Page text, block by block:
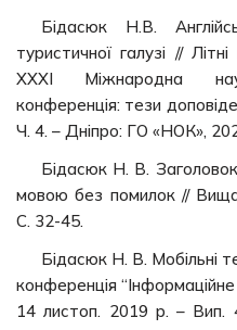
Бідасюк Н.В.
туристичної галузі //
ХХХІ Міжнародна
конференція: тези
Ч. 4. – Дніпро: ГО «НОК»,
Бідасюк Н. В. Заголовок
мовою без помилок //
С. 32-45.
Бідасюк Н. В. Мобільні
конференція “Інформаційне
14 листоп. 2019 р. – Вип.